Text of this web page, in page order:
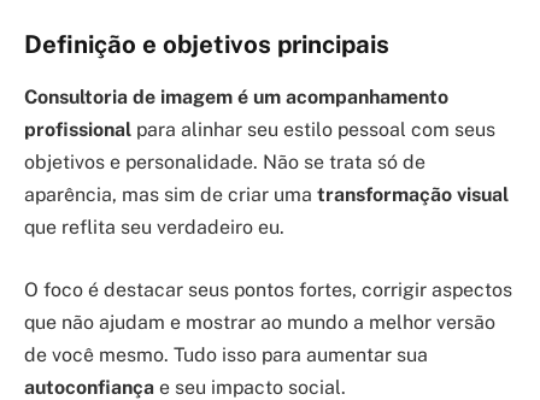
Definição e objetivos principais
Consultoria de imagem é um acompanhamento
profissional para alinhar seu estilo pessoal com seus
objetivos e personalidade. Não se trata só de
aparência, mas sim de criar uma transformação visual
que reflita seu verdadeiro eu.
O foco é destacar seus pontos fortes, corrigir aspectos
que não ajudam e mostrar ao mundo a melhor versão
de você mesmo. Tudo isso para aumentar sua
autoconfiança e seu impacto social.